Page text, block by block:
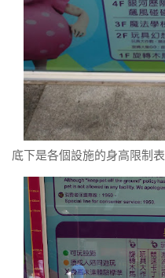
底下是各個設施的身高限制表